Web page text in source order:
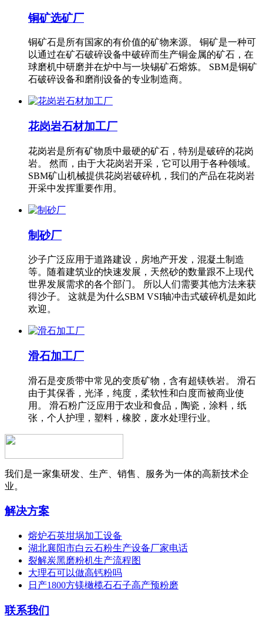
铜矿选矿厂
铜矿石是所有国家的有价值的矿物来源。 铜矿是一种可
以通过在矿石破碎设备中破碎而生产铜金属的矿石，在
球磨机中研磨并在炉中与一块锡矿石熔炼。 SBM是铜矿
石破碎设备和磨削设备的专业制造商。
花岗岩石材加工厂
花岗岩是所有矿物质中最硬的矿石，特别是破碎的花岗
岩。 然而，由于大花岗岩开采，它可以用于各种领域。
SBM矿山机械提供花岗岩破碎机，我们的产品在花岗岩
开采中发挥重要作用。
制砂厂
沙子广泛应用于道路建设，房地产开发，混凝土制造
等。随着建筑业的快速发展，天然砂的数量跟不上现代
世界发展需求的各个部门。 所以人们需要其他方法来获
得沙子。 这就是为什么SBM VSI轴冲击式破碎机是如此
欢迎。
滑石加工厂
滑石是变质带中常见的变质矿物，含有超镁铁岩。 滑石
由于其保香，光泽，纯度，柔软性和白度而被商业使
用。 滑石粉广泛应用于农业和食品，陶瓷，涂料，纸
张，个人护理，塑料，橡胶，废水处理行业。
我们是一家集研发、生产、销售、服务为一体的高新技术企
业。
解决方案
熔炉石英坩埚加工设备
湖北襄阳市白云石粉生产设备厂家电话
裂解炭黑磨粉机生产流程图
大理石可以做高钙粉吗
日产1800方镁橄榄石石子高产预粉磨
联系我们